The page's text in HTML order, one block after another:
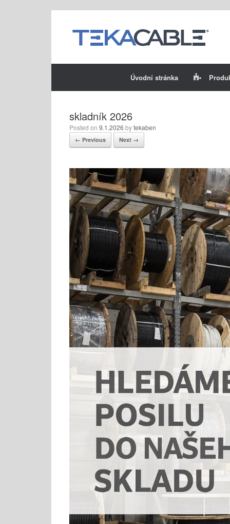
content
Úvodní stránka
skladník 2026
Posted on 9.1.2026 bytekaben
← Previous Next →